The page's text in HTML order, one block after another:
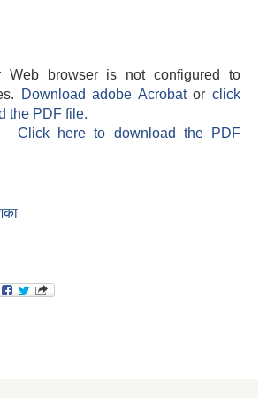
Web browser is not configured to
Download adobe Acrobatorclick
the PDF file.
Click here to download the PDF